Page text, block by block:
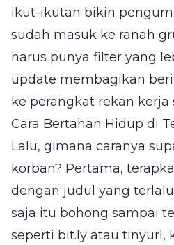
ikut-ikutan bikin
sudah masuk ke ranah
harus punya filter yang
update membagikan
ke perangkat rekan
Cara Bertahan Hidup di
Lalu, gimana caranya
korban? Pertama,
dengan judul yang
saja itu bohong sampai
seperti bit.ly atau tinyurl,